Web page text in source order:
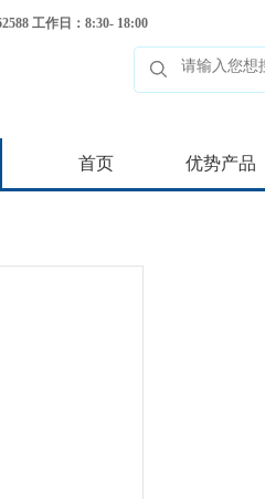
工作日：8:30- 18:00
首页 优势产品